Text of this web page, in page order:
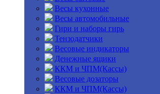
Весы кухонные
Весы автомобильные
Гири и наборы гирь
Тензодатчики
Весовые индикаторы
Денежные ящики
ККМ и ЧПМ(Кассы)
Весовые дозаторы
ККМ и ЧПМ(Кассы)